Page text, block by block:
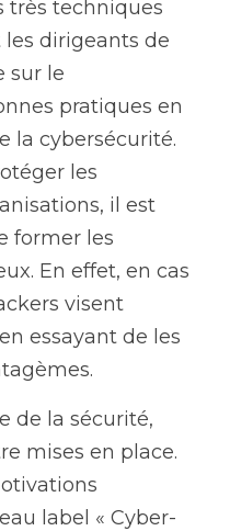
très techniques
dirigeants de
sur le
pratiques en
la cybersécurité.
les
il est
former les
En effet, en cas
visent
essayant de les
de la sécurité,
mises en place.
label « Cyber-